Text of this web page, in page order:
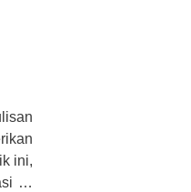
ini,
…